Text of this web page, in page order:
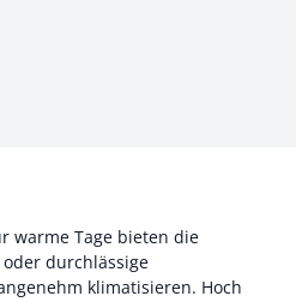
warme Tage bieten die
durchlässige
klimatisieren. Hoch